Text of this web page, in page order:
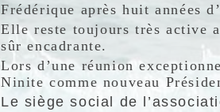
Frédérique après huit années
Elle reste toujours très active
sûr encadrante.
Lors d’une réunion
Ninite comme nouveau
Le siège social de